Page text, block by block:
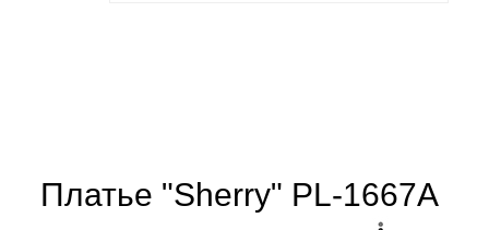
Платье "Sherry" PL-1667A